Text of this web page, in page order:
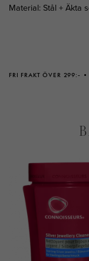
Material: Stål + Äkta
FRI FRAKT ÖVER 299:-